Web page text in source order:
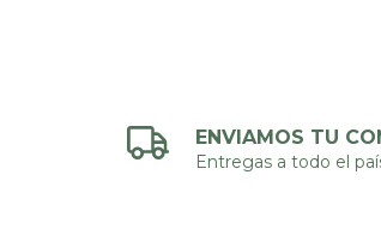
ENVIAMOS TU
Entregas a todo el